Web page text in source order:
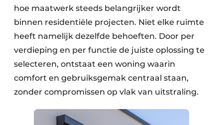
hoe maatwerk steeds belangrijker wordt
binnen residentiële projecten. Niet elke ruimte
heeft namelijk dezelfde behoeften. Door per
verdieping en per functie de juiste oplossing te
selecteren, ontstaat een woning waarin
comfort en gebruiksgemak centraal staan,
zonder compromissen op vlak van uitstraling.